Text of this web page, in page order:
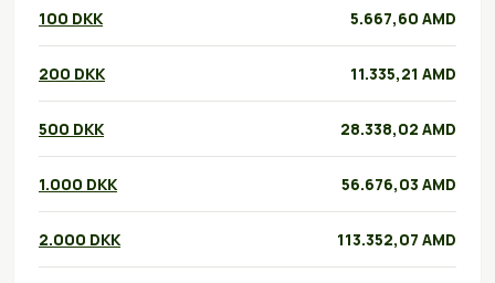
100 DKK 5.667,60 AMD
200 DKK 11.335,21 AMD
500 DKK 28.338,02 AMD
1.000 DKK 56.676,03 AMD
2.000 DKK 113.352,07 AMD